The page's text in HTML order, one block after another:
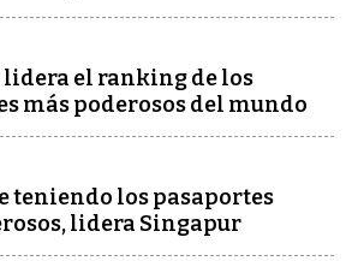
el ranking de los
más poderosos del mundo
teniendo los pasaportes
lidera Singapur